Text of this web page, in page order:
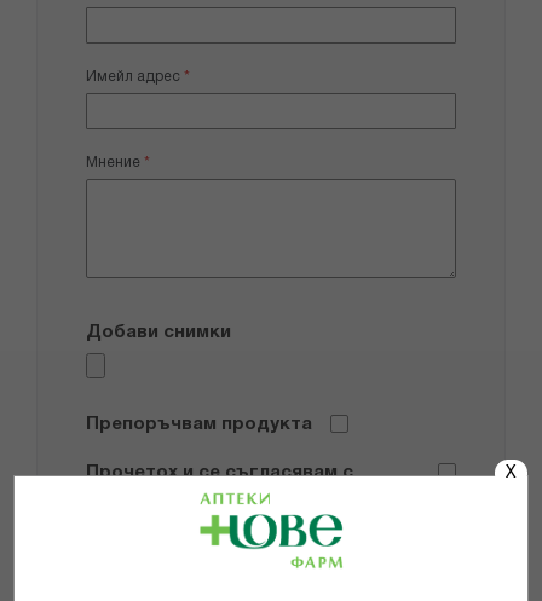
X
Имейл адрес
Мнение
Добави снимки
Препоръчвам продукта
Прочетох и се съгласявам с
Общите условия и политиката за
поверителност